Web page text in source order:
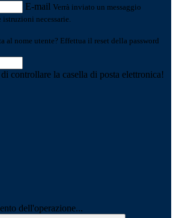
E-mail Verrà inviato un messaggio
necessarie.
al nome utente? Effettua il reset della password
controllare la casella di posta elettronica!
dell'operazione...